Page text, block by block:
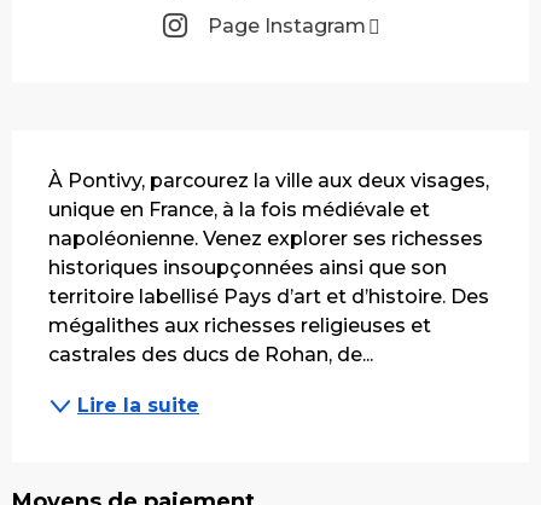
Page Instagram
À Pontivy, parcourez la ville aux deux visages,
unique en France, à la fois médiévale et
napoléonienne. Venez explorer ses richesses
historiques insoupçonnées ainsi que son
territoire labellisé Pays d’art et d’histoire. Des
mégalithes aux richesses religieuses et
castrales des ducs de Rohan, de...
Lire la suite